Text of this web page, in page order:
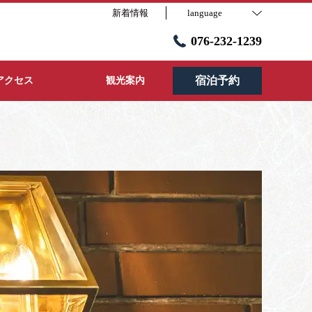
新着情報 language
076-232-1239
クセス 観光案内 宿泊予約